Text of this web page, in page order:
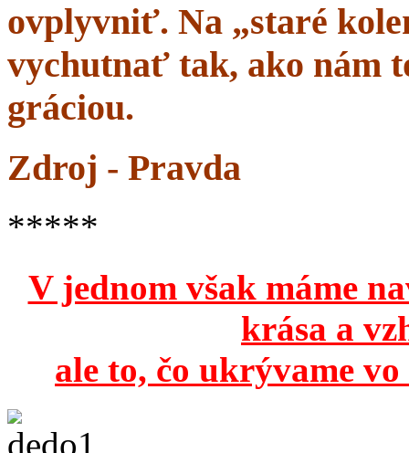
ovplyvniť. Na „staré
vychutnať tak, ako nám
gráciou.
Zdroj - Pravda
*****
V jednom však máme
krása a
ale to, čo ukrývame